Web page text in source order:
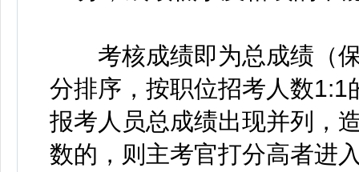
考核成绩即为总成绩（保
分排序，按职位招考人数
报考人员总成绩出现并列，
数的，则主考官打分高者进